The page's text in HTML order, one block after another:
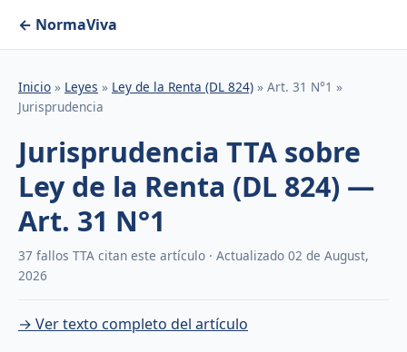
← NormaViva
Inicio » Leyes » Ley de la Renta (DL 824) » Art. 31 N°1 »
Jurisprudencia
Jurisprudencia TTA sobre
Ley de la Renta (DL 824) —
Art. 31 N°1
37 fallos TTA citan este artículo · Actualizado 02 de August,
2026
→ Ver texto completo del artículo